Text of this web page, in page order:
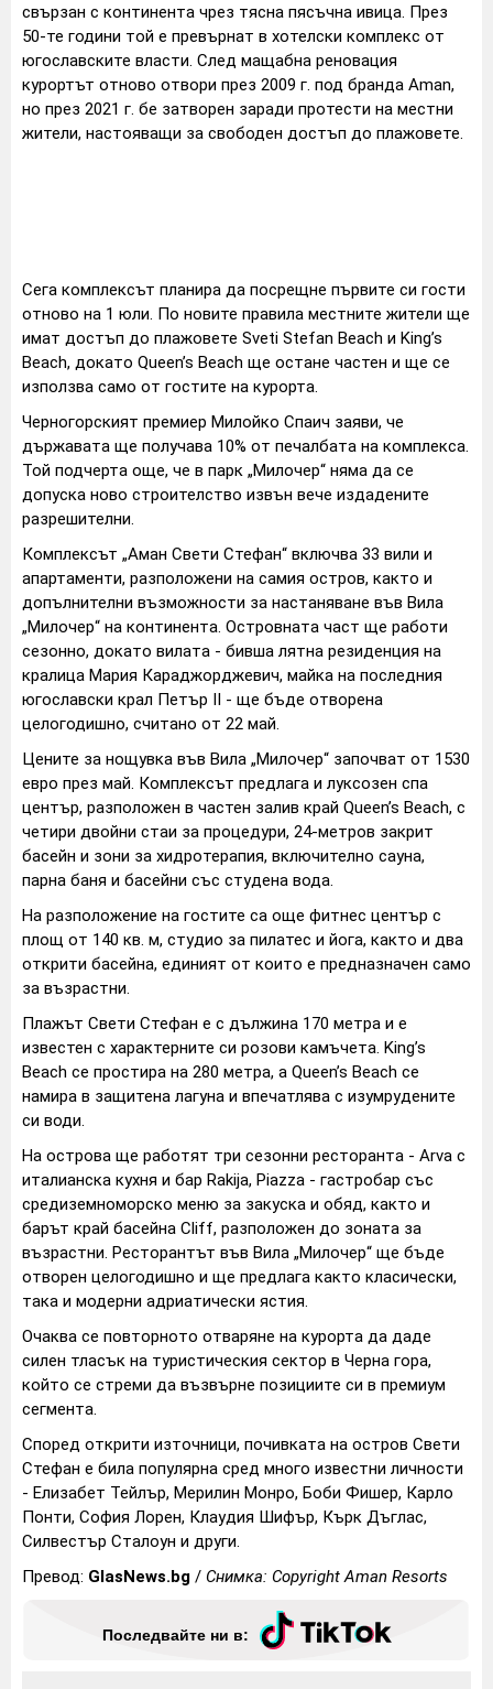
свързан с континента чрез тясна пясъчна ивица. През
50-те години той е превърнат в хотелски комплекс от
югославските власти. След мащабна реновация
курортът отново отвори през 2009 г. под бранда Aman,
но през 2021 г. бе затворен заради протести на местни
жители, настояващи за свободен достъп до плажовете.
Сега комплексът планира да посрещне първите си гости
отново на 1 юли. По новите правила местните жители ще
имат достъп до плажовете Sveti Stefan Beach и King’s
Beach, докато Queen’s Beach ще остане частен и ще се
използва само от гостите на курорта.
Черногорският премиер Милойко Спаич заяви, че
държавата ще получава 10% от печалбата на комплекса.
Той подчерта още, че в парк „Милочер“ няма да се
допуска ново строителство извън вече издадените
разрешителни.
Комплексът „Аман Свети Стефан“ включва 33 вили и
апартаменти, разположени на самия остров, както и
допълнителни възможности за настаняване във Вила
„Милочер“ на континента. Островната част ще работи
сезонно, докато вилата - бивша лятна резиденция на
кралица Мария Караджорджевич, майка на последния
югославски крал Петър II - ще бъде отворена
целогодишно, считано от 22 май.
Цените за нощувка във Вила „Милочер“ започват от 1530
евро през май. Комплексът предлага и луксозен спа
център, разположен в частен залив край Queen’s Beach, с
четири двойни стаи за процедури, 24-метров закрит
басейн и зони за хидротерапия, включително сауна,
парна баня и басейни със студена вода.
На разположение на гостите са още фитнес център с
площ от 140 кв. м, студио за пилатес и йога, както и два
открити басейна, единият от които е предназначен само
за възрастни.
Плажът Свети Стефан е с дължина 170 метра и е
известен с характерните си розови камъчета. King’s
Beach се простира на 280 метра, а Queen’s Beach се
намира в защитена лагуна и впечатлява с изумрудените
си води.
На острова ще работят три сезонни ресторанта - Arva с
италианска кухня и бар Rakija, Piazza - гастробар със
средиземноморско меню за закуска и обяд, както и
барът край басейна Cliff, разположен до зоната за
възрастни. Ресторантът във Вила „Милочер“ ще бъде
отворен целогодишно и ще предлага както класически,
така и модерни адриатически ястия.
Очаква се повторното отваряне на курорта да даде
силен тласък на туристическия сектор в Черна гора,
който се стреми да възвърне позициите си в премиум
сегмента.
Според открити източници, почивката на остров Свети
Стефан е била популярна сред много известни личности
- Елизабет Тейлър, Мерилин Монро, Боби Фишер, Карло
Понти, София Лорен, Клаудия Шифър, Кърк Дъглас,
Силвестър Сталоун и други.
Превод: GlasNews.bg / Снимка: Copyright Aman Resorts
Последвайте ни в: